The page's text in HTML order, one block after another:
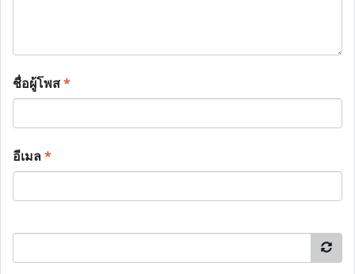
ชื่อผู้โพส*
อีเมล*